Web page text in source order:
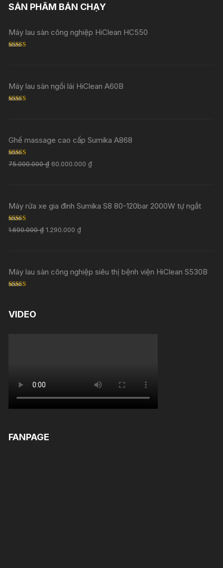
SẢN PHẨM BÁN CHẠY
Máy lau sàn công nghiệp HiClean HC550
Máy lau sàn ngồi lái HiClean A60B
Ghế massage cao cấp Sumika A868
Rated5.00
out of 5
75.000.000₫ 60.000.000₫
Máy rửa xe gia đình Sumika S8 80-120bar 2000W tự ngắt
Rated 5.00
out of 5
1.690.000₫ 1.290.000₫
Máy lau sàn công nghiệp siêu thị bệnh viện HiClean S530B
VIDEO
FANPAGE